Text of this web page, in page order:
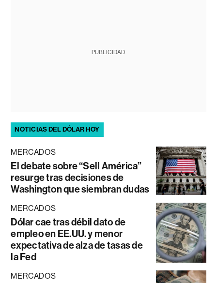
PUBLICIDAD
NOTICIAS DEL DÓLAR HOY
MERCADOS
El debate sobre “Sell América”
resurge tras decisiones de
Washington que siembran dudas
MERCADOS
Dólar cae tras débil dato de
empleo en EE.UU. y menor
expectativa de alza de tasas de
la Fed
MERCADOS